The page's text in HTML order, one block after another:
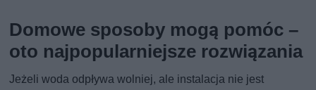
Domowe sposoby mogą pomóc –
oto najpopularniejsze rozwiązania
Jeżeli woda odpływa wolniej, ale instalacja nie jest